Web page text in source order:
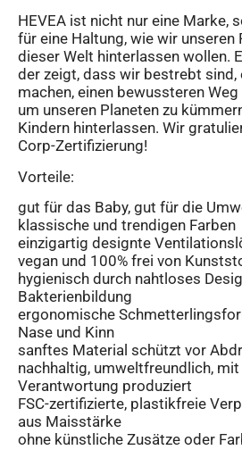
HEVEA ist nicht nur eine Marke,
für eine Haltung, wie wir unseren
dieser Welt hinterlassen wollen.
der zeigt, dass wir bestrebt sind,
machen, einen bewussteren
um unseren Planeten zu
Kindern hinterlassen. Wir
Corp-Zertifizierung!
Vorteile:
gut für das Baby, gut für die
klassische und trendigen Farben
einzigartig designte
vegan und 100% frei von
hygienisch durch nahtloses
Bakterienbildung
ergonomische
Nase und Kinn
sanftes Material schützt vor
nachhaltig, umweltfreundlich,
Verantwortung produziert
FSC-zertifizierte, plastikfreie
aus Maisstärke
ohne künstliche Zusätze oder